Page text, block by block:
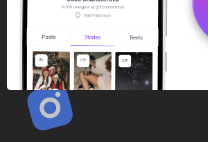
Перейти к боту